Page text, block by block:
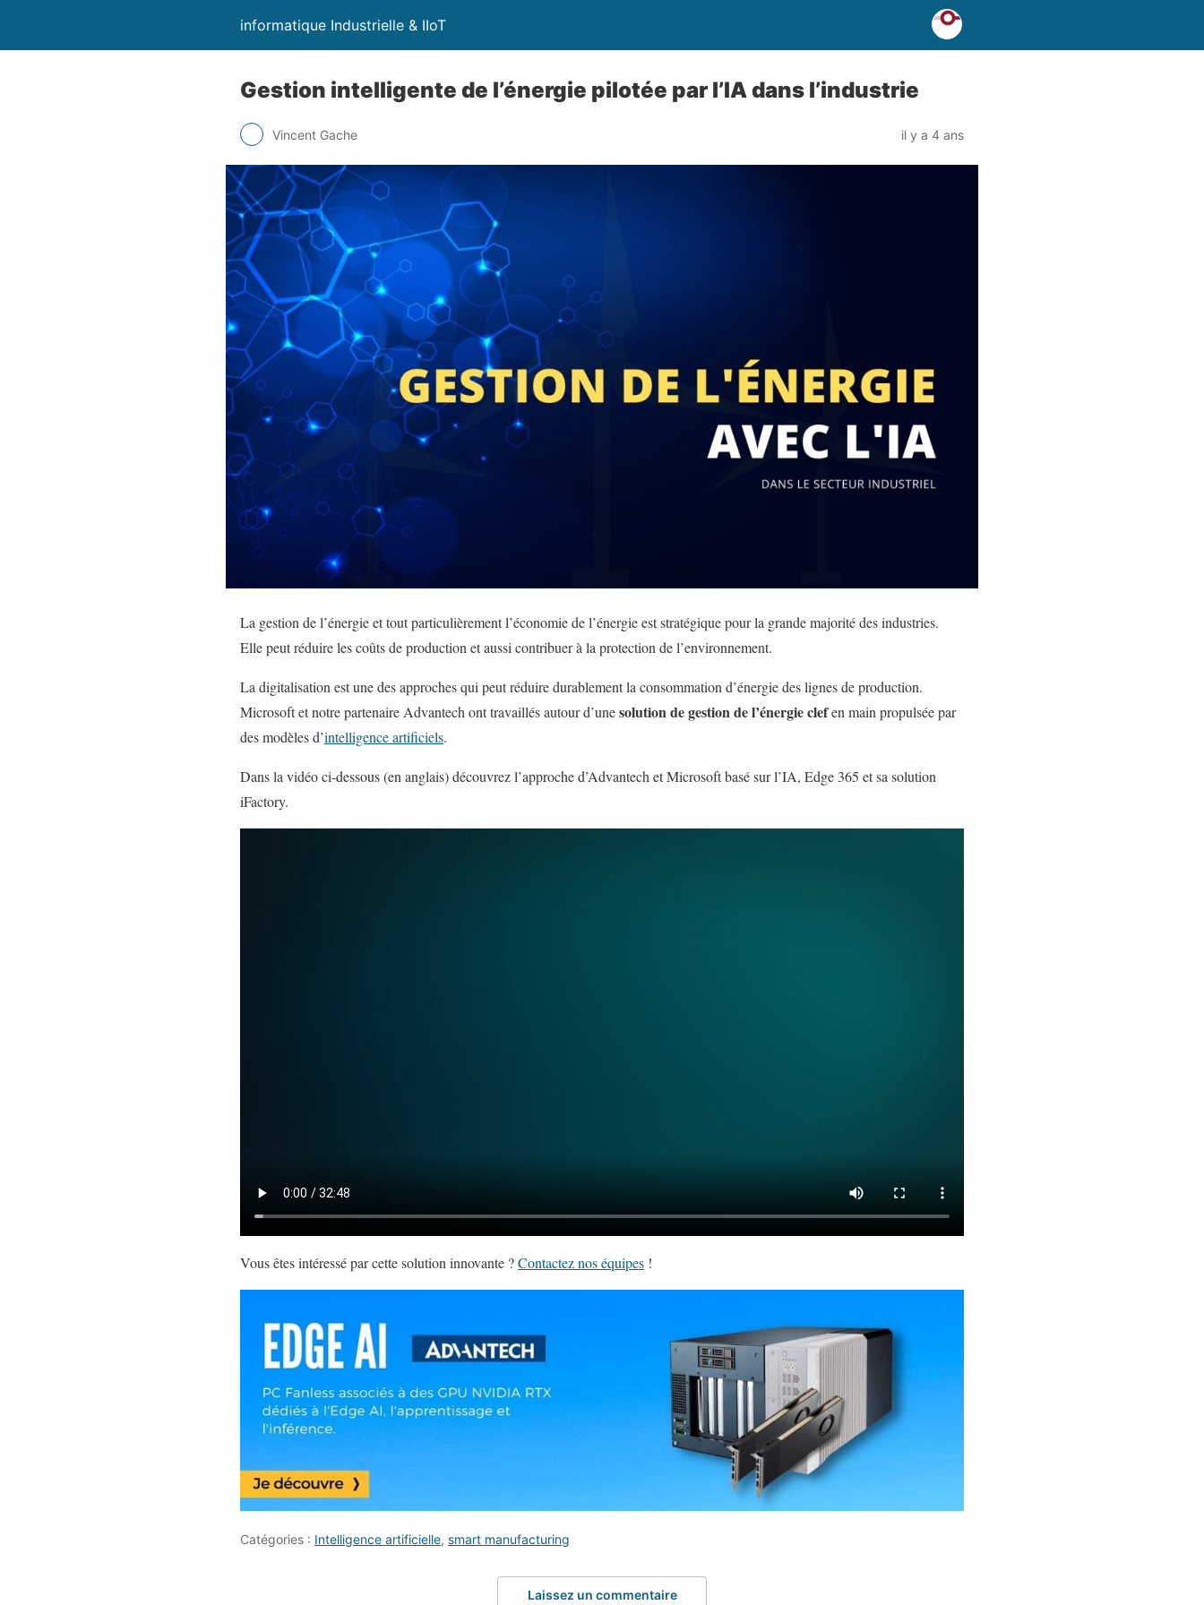
informatique Industrielle & IIoT
Gestion intelligente de l’énergie pilotée par l’IA dans l’industrie
Vincent Gache il y a 4 ans
La gestion de l’énergie et tout particulièrement l’économie de l’énergie est stratégique pour la grande majorité des industries.
Elle peut réduire les coûts de production et aussi contribuer à la protection de l’environnement.
La digitalisation est une des approches qui peut réduire durablement la consommation d’énergie des lignes de production.
Microsoft et notre partenaire Advantech ont travaillés autour d’unesolution de gestion de l’énergie clefen main propulsée par
des modèles d’intelligence artificiels.
Dans la vidéo ci-dessous (en anglais) découvrez l’approche d’Advantech et Microsoft basé sur l’IA, Edge 365 et sa solution
iFactory.
Vous êtes intéressé par cette solution innovante ?Contactez nos équipes !
Catégories : Intelligence artificielle, smart manufacturing
Laissez un commentaire